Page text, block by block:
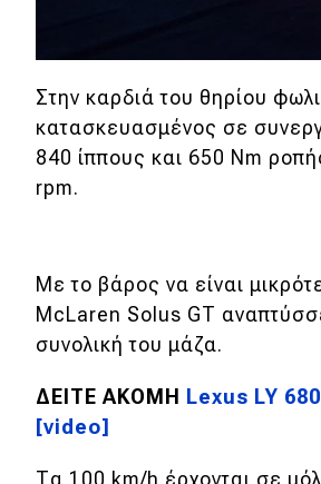
Νέα
Παρουσιάσεις
DRIVE Away
Μεταχειρισμένο
Οδηγός αγοράς
Συμβουλές
Στην καρδιά του θηρίου
κατασκευασμένος σε
840 ίππους και 650 Nm
rpm.
Με το βάρος να είναι μικρ
McLaren Solus GT
συνολική του μάζα.
ΔΕΙΤΕ ΑΚΟΜΗ
Lexus LY
[video]
Τα 100 km/h έρχονται σε